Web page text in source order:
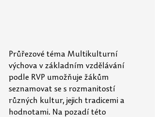
Průřezové téma Multikulturní
výchova v základním vzdělávání
podle RVP umožňuje žákům
seznamovat se s rozmanitostí
různých kultur, jejich tradicemi a
hodnotami. Na pozadí této